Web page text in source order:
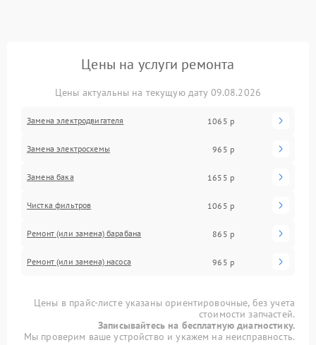
Цены на услуги ремонта
Цены актуальны на текущую дату 09.08.2026
Замена электродвигателя 1065 р
Замена электросхемы 965 р
Замена бака 1655 р
Чистка фильтров 1065 р
Ремонт (или замена) барабана 865 р
Ремонт (или замена) насоса 965 р
Цены в прайс-листе указаны ориентировочные, без учета
стоимости запчастей.
Записывайтесь на бесплатную диагностику.
Мы проверим ваше устройство и укажем на неисправность.